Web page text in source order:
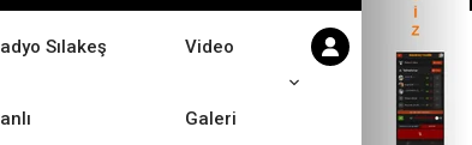
Sılakeş Video
Galeri